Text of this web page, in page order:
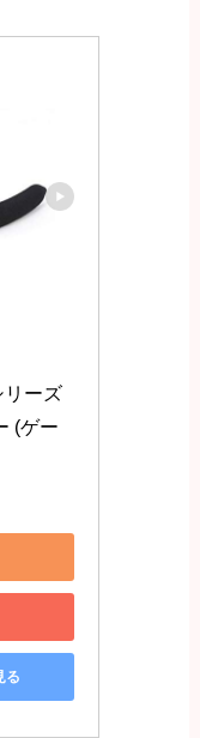
リーズ
(ゲー
る